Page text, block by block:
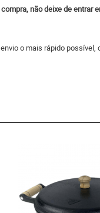
não deixe de entrar
o mais rápido